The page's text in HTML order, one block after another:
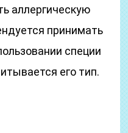
аллергическую
принимать
специи
его тип.